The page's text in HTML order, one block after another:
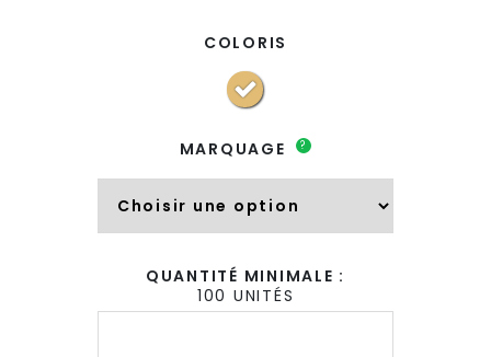
COLORIS
MARQUAGE ?
QUANTITÉ MINIMALE :
100 UNITÉS
quantité